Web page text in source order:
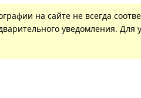
на сайте не всегда
уведомления. Для